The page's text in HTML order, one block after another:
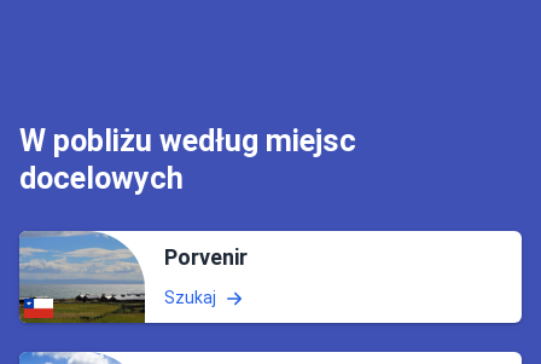
W pobliżu według miejsc
docelowych
Porvenir
Szukaj